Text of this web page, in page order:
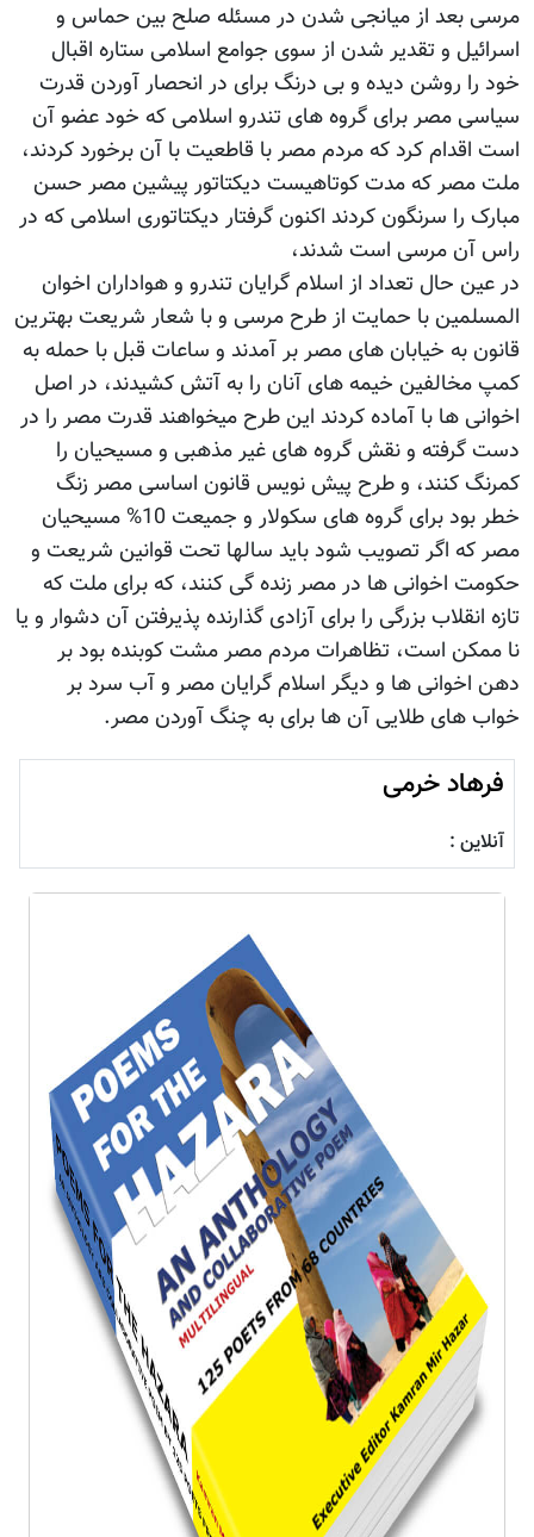
مرسی بعد از میانجی شدن در مسئله صلح بین حماس و
اسرائیل و تقدیر شدن از سوی جوامع اسلامی ستاره اقبال
خود را روشن دیده و بی درنگ برای در انحصار آوردن قدرت
سیاسی مصر برای گروه های تندرو اسلامی که خود عضو آن
است اقدام کرد که مردم مصر با قاطعیت با آن برخورد کردند،
ملت مصر که مدت کوتاهیست دیکتاتور پیشین مصر حسن
مبارک را سرنگون کردند اکنون گرفتار دیکتاتوری اسلامی که در
راس آن مرسی است شدند،
در عین حال تعداد از اسلام گرایان تندرو و هواداران اخوان
المسلمین با حمایت از طرح مرسی و با شعار شریعت بهترین
قانون به خیابان های مصر بر آمدند و ساعات قبل با حمله به
کمپ مخالفین خیمه های آنان را به آتش کشیدند، در اصل
اخوانی ها با آماده کردند این طرح میخواهند قدرت مصر را در
دست گرفته و نقش گروه های غیر مذهبی و مسیحیان را
کمرنگ کنند، و طرح پیش نویس قانون اساسی مصر زنگ
خطر بود برای گروه های سکولار و جمیعت 10% مسیحیان
مصر که اگر تصویب شود باید سالها تحت قوانین شریعت و
حکومت اخوانی ها در مصر زنده گی کنند، که برای ملت که
تازه انقلاب بزرگی را برای آزادی گذارنده پذیرفتن آن دشوار و یا
نا ممکن است، تظاهرات مردم مصر مشت کوبنده بود بر
دهن اخوانی ها و دیگر اسلام گرایان مصر و آب سرد بر
خواب های طلایی آن ها برای به چنگ آوردن مصر.
فرهاد خرمی
آنلاین :